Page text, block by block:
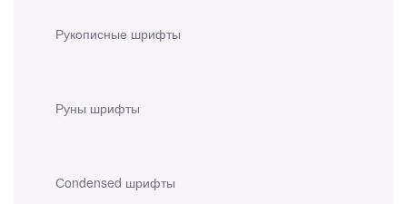
Рукописные шрифты
Руны шрифты
Сondensed шрифты